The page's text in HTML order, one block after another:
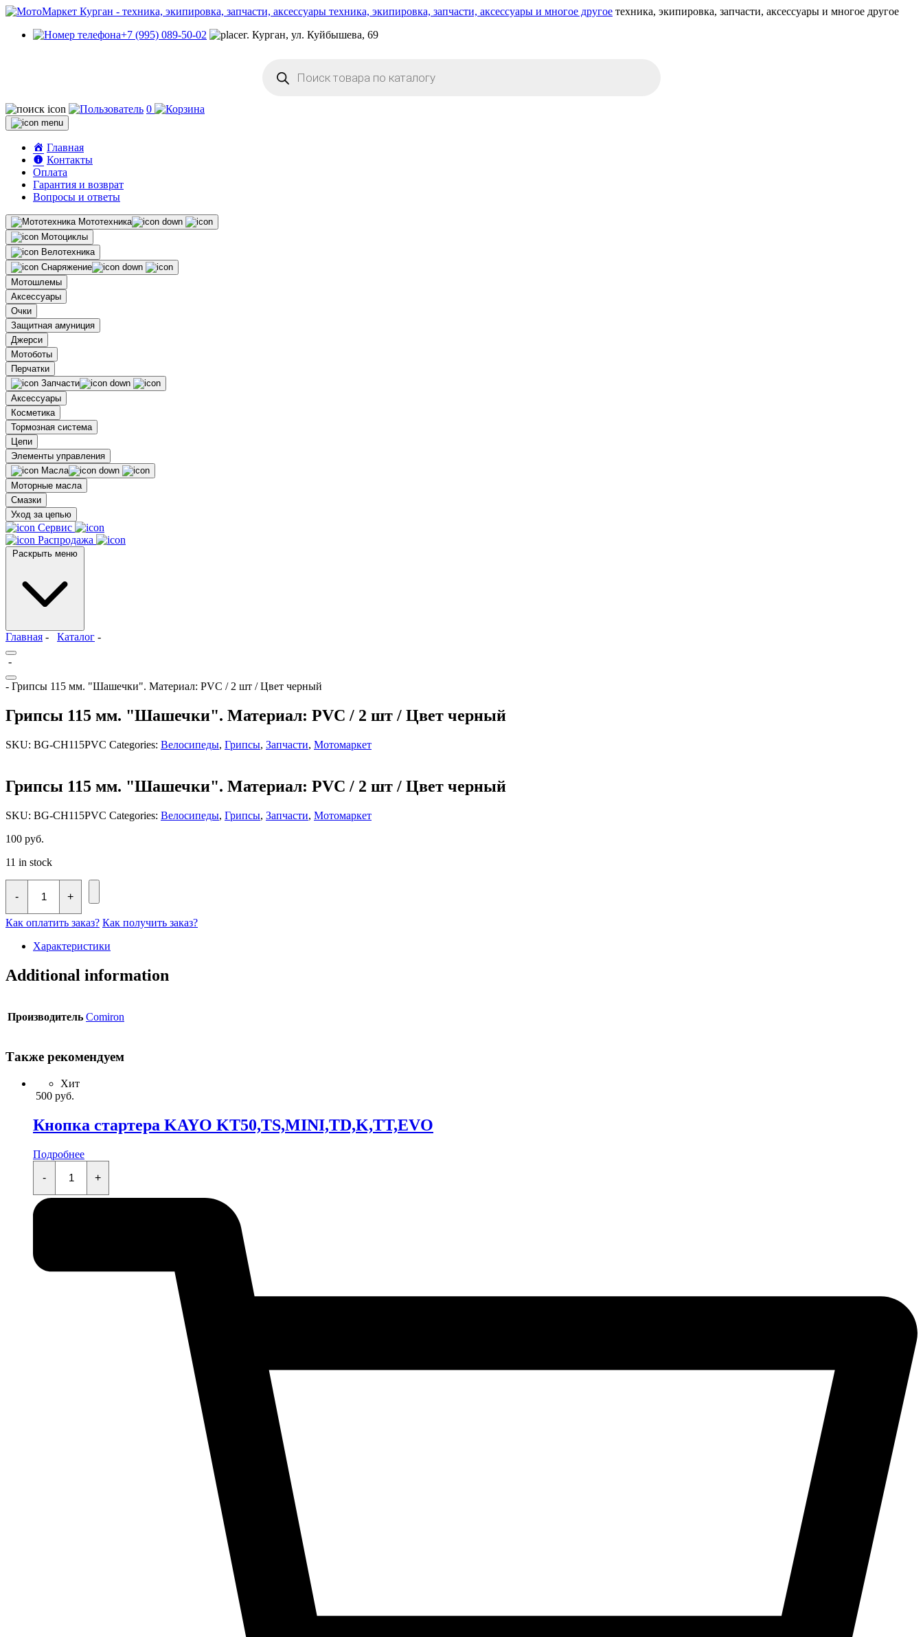
техника, экипировка, запчасти, аксессуары и многое другое
+7 (995) 089-50-02
г. Курган, ул. Куйбышева, 69
товаров
0
Главная
Контакты
Оплата
Гарантия и возврат
Вопросы и ответы
Мототехника
Мотоциклы
Велотехника
Снаряжение
Мотошлемы
Аксессуары
Очки
Защитная амуниция
Джерси
Мотоботы
Перчатки
Запчасти
Аксессуары
Косметика
Тормозная система
Цепи
Элементы управления
Масла
Моторные масла
Смазки
Уход за цепью
Сервис
Распродажа
Главная - Каталог -
-
- Грипсы 115 мм. "Шашечки". Материал: PVC / 2 шт / Цвет черный
Грипсы 115 мм. "Шашечки". Материал: PVC / 2 шт / Цвет черный
SKU: BG-CH115PVC Categories: Велосипеды, Грипсы, Запчасти, Мотомаркет
Грипсы 115 мм. "Шашечки". Материал: PVC / 2 шт / Цвет черный
SKU: BG-CH115PVC Categories: Велосипеды, Грипсы, Запчасти, Мотомаркет
100 руб.
11 in stock
-
115
"Шашечки".
Материал:
PVC
шт
/
quantity
+
Как оплатить заказ? Как получить заказ?
Характеристики
Additional information
Производитель Comiron
Также рекомендуем
Хит
500 руб.
Кнопка стартера KAYO KT50,TS,MINI,TD,K,TT,EVO
Подробнее
-
стартера
KT50,TS,MINI,TD,K,TT,EVO
+